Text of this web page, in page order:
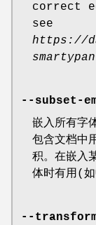
correct
see
https://
--subset-
嵌入所有字
包含文档中
积。在嵌入
体时有用(如
--